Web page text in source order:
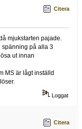
Citera
mjukstarten pajade.
spänning på alla 3
ut innan
MS är lågt inställd
Loggat
Citera